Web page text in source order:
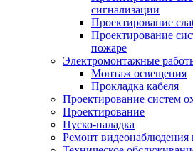
сигнализации
Проектирование
Проектирование
пожаре
Электромонтажные
Монтаж освещения
Прокладка кабеля
Проектирование систем
Проектирование
Пуско-наладка
Ремонт видеонаблюдения